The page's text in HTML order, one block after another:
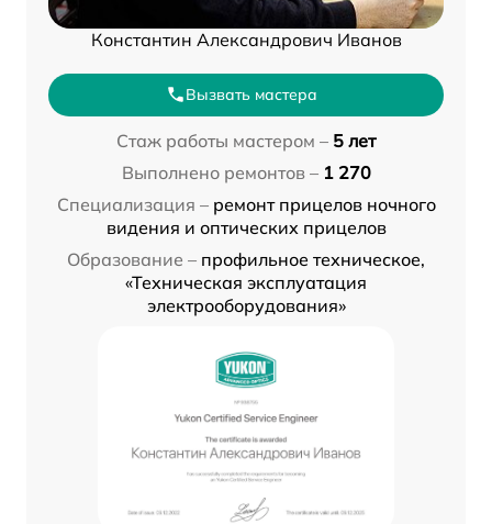
Константин Александрович Иванов
Вызвать мастера
Стаж работы мастером – 5 лет
Выполнено ремонтов – 1 270
Специализация – ремонт прицелов ночного
видения и оптических прицелов
Образование – профильное техническое,
«Техническая эксплуатация
электрооборудования»